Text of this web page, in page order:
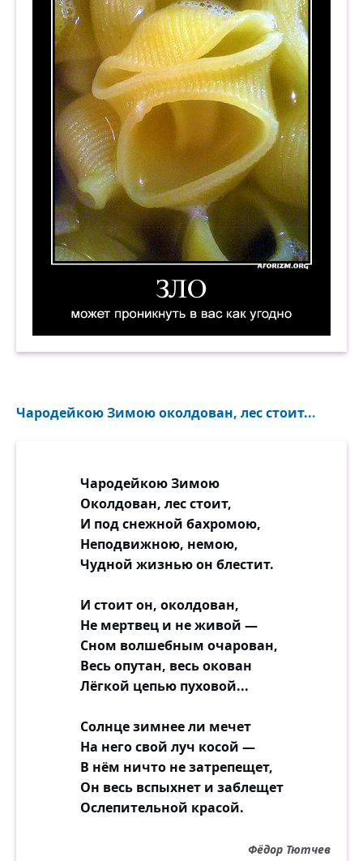
Чародейкою Зимою околдован, лес стоит...
Чародейкою Зимою
Околдован, лес стоит,
И под снежной бахромою,
Неподвижною, немою,
Чудной жизнью он блестит.
И стоит он, околдован,
Не мертвец и не живой —
Сном волшебным очарован,
Весь опутан, весь окован
Лёгкой цепью пуховой...
Солнце зимнее ли мечет
На него свой луч косой —
В нём ничто не затрепещет,
Он весь вспыхнет и заблещет
Ослепительной красой.
Фёдор Тютчев